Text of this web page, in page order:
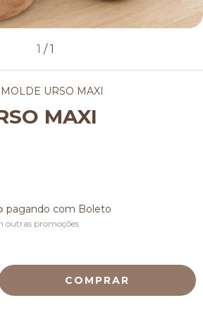
1 /1
MOLDE URSO MAXI
MAXI
pagando com Boleto
outras promoções